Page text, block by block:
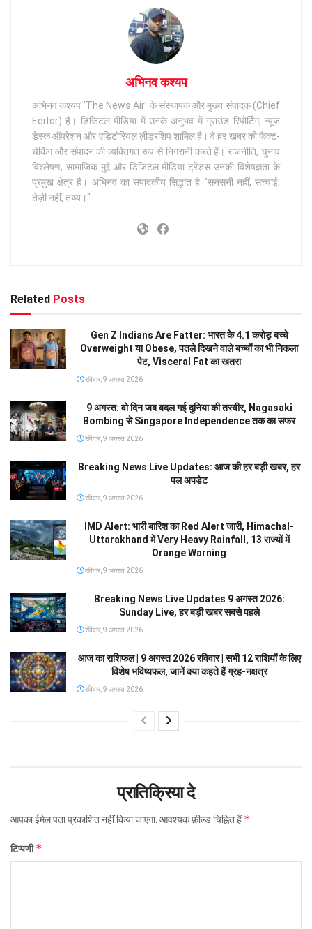
अभिनव कश्यप
अभिनव कश्यप 'The News Air' के संस्थापक और मुख्य संपादक (Chief
Editor) हैं। डिजिटल मीडिया में उनके अनुभव में ग्राउंड रिपोर्टिंग, न्यूज़
डेस्क ऑपरेशन और एडिटोरियल लीडरशिप शामिल है। वे हर खबर की फैक्ट-
चेकिंग और संपादन की व्यक्तिगत रूप से निगरानी करते हैं। राजनीति, चुनाव
विश्लेषण, सामाजिक मुद्दे और डिजिटल मीडिया ट्रेंड्स उनकी विशेषज्ञता के
प्रमुख क्षेत्र हैं। अभिनव का संपादकीय सिद्धांत है "सनसनी नहीं, सच्चाई;
तेज़ी नहीं, तथ्य।"
Related Posts
Gen Z Indians Are Fatter: भारत के 4.1 करोड़ बच्चे
Overweight या Obese, पतले दिखने वाले बच्चों का भी निकला
पेट, Visceral Fat का खतरा
रविवार, 9 अगस्त 2026
9 अगस्त: वो दिन जब बदल गई दुनिया की तस्वीर, Nagasaki
Bombing से Singapore Independence तक का सफर
रविवार, 9 अगस्त 2026
Breaking News Live Updates: आज की हर बड़ी खबर, हर
पल अपडेट
रविवार, 9 अगस्त 2026
IMD Alert: भारी बारिश का Red Alert जारी, Himachal-
Uttarakhand में Very Heavy Rainfall, 13 राज्यों में
Orange Warning
रविवार, 9 अगस्त 2026
Breaking News Live Updates 9 अगस्त 2026:
Sunday Live, हर बड़ी खबर सबसे पहले
रविवार, 9 अगस्त 2026
आज का राशिफल | 9 अगस्त 2026 रविवार | सभी 12 राशियों के लिए
विशेष भविष्यफल, जानें क्या कहते हैं ग्रह-नक्षत्र
रविवार, 9 अगस्त 2026
प्रातिक्रिया दे
आपका ईमेल पता प्रकाशित नहीं किया जाएगा. आवश्यक फ़ील्ड चिह्नित हैं*
टिप्पणी*